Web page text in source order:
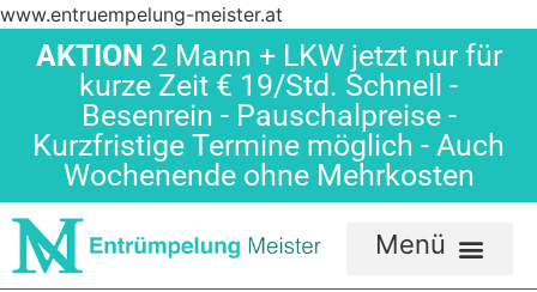
www.entruempelung-meister.at
AKTION 2 Mann + LKW jetzt nur für
kurze Zeit € 19/Std. Schnell -
Besenrein - Pauschalpreise -
Kurzfristige Termine möglich - Auch
Wochenende ohne Mehrkosten